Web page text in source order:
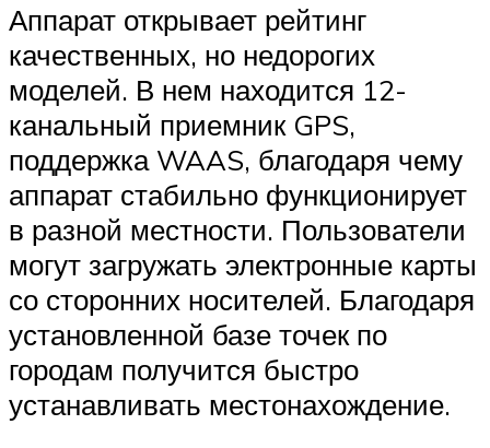
Аппарат открывает рейтинг
качественных, но недорогих
моделей. В нем находится 12-
канальный приемник GPS,
поддержка WAAS, благодаря чему
аппарат стабильно функционирует
в разной местности. Пользователи
могут загружать электронные карты
со сторонних носителей. Благодаря
установленной базе точек по
городам получится быстро
устанавливать местонахождение.